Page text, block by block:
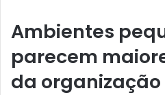
Ambientes
parecem
da